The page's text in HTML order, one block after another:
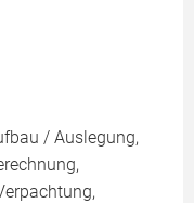
/ Auslegung,